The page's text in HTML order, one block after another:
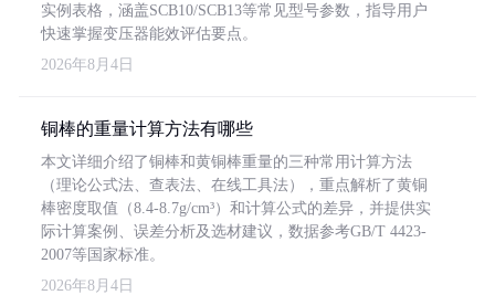
实例表格，涵盖SCB10/SCB13等常见型号参数，指导用户
快速掌握变压器能效评估要点。
2026年8月4日
铜棒的重量计算方法有哪些
本文详细介绍了铜棒和黄铜棒重量的三种常用计算方法
（理论公式法、查表法、在线工具法），重点解析了黄铜
棒密度取值（8.4-8.7g/cm³）和计算公式的差异，并提供实
际计算案例、误差分析及选材建议，数据参考GB/T 4423-
2007等国家标准。
2026年8月4日